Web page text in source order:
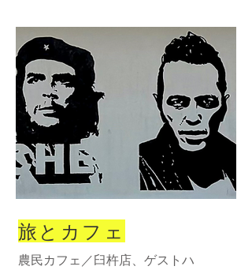
旅とカフェ
農民カフェ／臼杵店、ゲストハ